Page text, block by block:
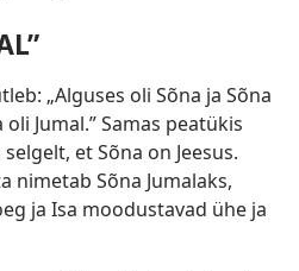
„Alguses oli Sõna ja Sõna
Jumal.” Samas peatükis
et Sõna on Jeesus.
nimetab Sõna Jumalaks,
ja Isa moodustavad ühe ja